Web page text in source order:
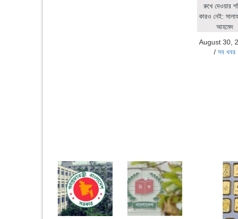
রুখে দেওয়ার
কারও নেই:
আহমেদ
August 30,
/সব খবর